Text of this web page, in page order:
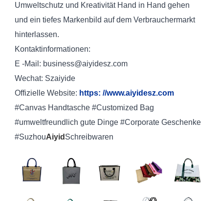
Umweltschutz und Kreativität Hand in Hand gehen
und ein tiefes Markenbild auf dem Verbrauchermarkt
hinterlassen.
Kontaktinformationen:
E -Mail: business@aiyidesz.com
Wechat: Szaiyide
Offizielle Website: https: //www.aiyidesz.com
#Canvas Handtasche #Customized Bag
#umweltfreundlich gute Dinge #Corporate Geschenke
#SuzhouAiyid Schreibwaren